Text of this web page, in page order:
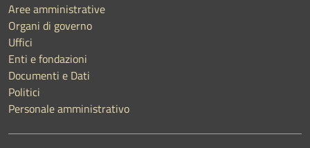
Aree amministrative
Organi di governo
Uffici
Enti e fondazioni
Documenti e Dati
Politici
Personale amministrativo